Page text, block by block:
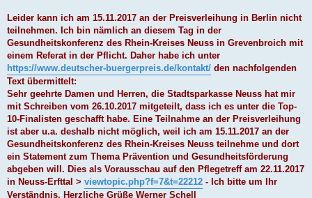
Leider kann ich am 15.11.2017 an der Preisverleihung in Berlin nicht
teilnehmen. Ich bin nämlich an diesem Tag in der
Gesundheitskonferenz des Rhein-Kreises Neuss in Grevenbroich mit
einem Referat in der Pflicht. Daher habe ich unter
https://www.deutscher-buergerpreis.de/kontakt/ den nachfolgenden
Text übermittelt:
Sehr geehrte Damen und Herren, die Stadtsparkasse Neuss hat mir
mit Schreiben vom 26.10.2017 mitgeteilt, dass ich es unter die Top-
10-Finalisten geschafft habe. Eine Teilnahme an der Preisverleihung
ist aber u.a. deshalb nicht möglich, weil ich am 15.11.2017 an der
Gesundheitskonferenz des Rhein-Kreises Neuss teilnehme und dort
ein Statement zum Thema Prävention und Gesundheitsförderung
abgeben will. Dies als Vorausschau auf den Pflegetreff am 22.11.2017
in Neuss-Erfttal > viewtopic.php?f=7&t=22212 - Ich bitte um Ihr
Verständnis. Herzliche Grüße Werner Schell